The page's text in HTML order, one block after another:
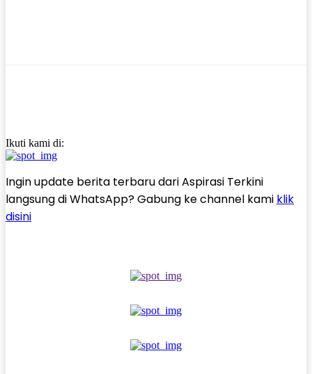
Ikuti kami di:
Ingin update berita terbaru dari Aspirasi Terkini
langsung di WhatsApp? Gabung ke channel kami klik
disini